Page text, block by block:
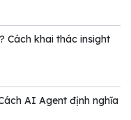
Cách khai thác insight
AI Agent định nghĩa